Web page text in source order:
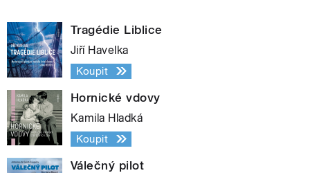
Tragédie Liblice
Jiří Havelka
Koupit
Hornické vdovy
Kamila Hladká
Koupit
Válečný pilot